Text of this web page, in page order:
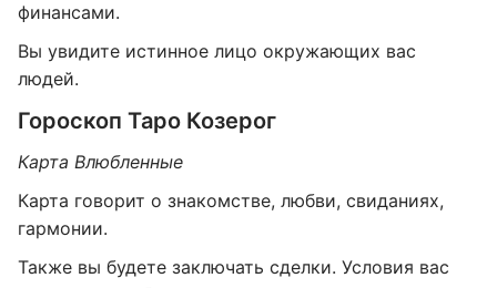
финансами.
Вы увидите истинное лицо окружающих вас
людей.
Гороскоп Таро Козерог
Карта Влюбленные
Карта говорит о знакомстве, любви, свиданиях,
гармонии.
Также вы будете заключать сделки. Условия вас